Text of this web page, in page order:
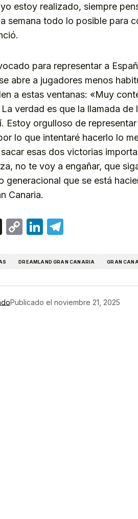
estoy realizado, siempre
semana todo lo posible para
para representar a
abre a jugadores menos
a estas ventanas: «Muy
verdad es que la llamada
Estoy orgulloso de
lo que intentaré hacerlo lo
esas dos victorias
no te voy a engañar, que
generacional que se está
Canaria.
X
CopyLinkedIn
DREAMLAND GRAN CANARIA GRAN
Publicado el noviembre 21, 2025